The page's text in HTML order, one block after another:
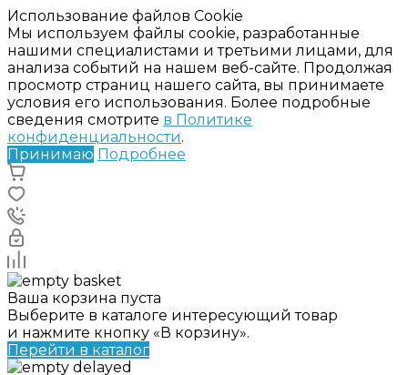
Использование файлов Cookie
Мы используем файлы cookie, разработанные
нашими специалистами и третьими лицами, для
анализа событий на нашем веб-сайте. Продолжая
просмотр страниц нашего сайта, вы принимаете
условия его использования. Более подробные
сведения смотрите в Политике
конфиденциальности.
Принимаю Подробнее
Ваша корзина пуста
Выберите в каталоге интересующий товар
и нажмите кнопку «В корзину».
Перейти в каталог